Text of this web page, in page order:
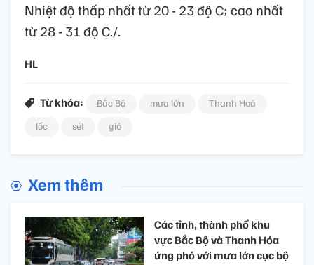
Nhiệt độ thấp nhất từ 20 - 23 độ C; cao nhất
từ 28 - 31 độ C./.
HL
Từ khóa: Bắc Bộ mưa lớn
Thanh Hoá
lốc
sét gió
Xem thêm
Các tỉnh, thành phố khu
vực Bắc Bộ và Thanh Hóa
ứng phó với mưa lớn cục bộ